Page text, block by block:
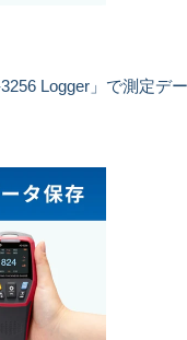
Logger」で測定デ